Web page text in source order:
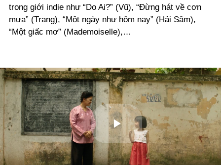
trong giới indie như “Do Ai?” (Vũ), “Đừng hát về cơn
mưa” (Trang), “Một ngày như hôm nay” (Hải Sâm),
“Một giấc mơ” (Mademoiselle),…
Play